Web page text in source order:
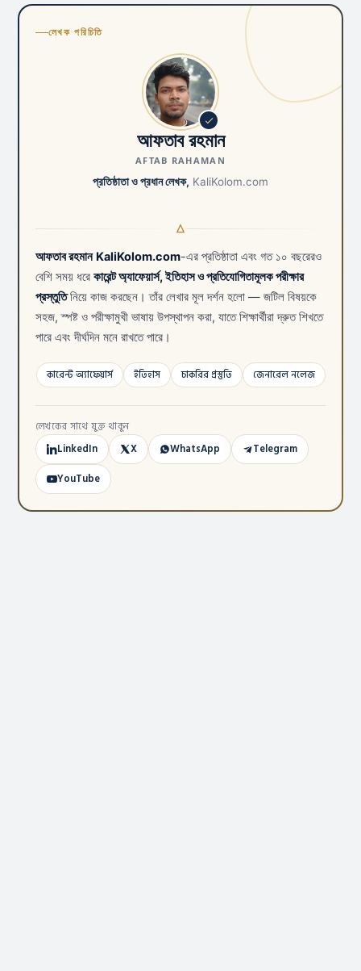
লেখক পরিচিতি
আফতাব রহমান
AFTAB RAHAMAN
প্রতিষ্ঠাতা ও প্রধান লেখক, KaliKolom.com
আফতাব রহমান KaliKolom.com-এর প্রতিষ্ঠাতা এবং গত ১০ বছরেরও
বেশি সময় ধরে কারেন্ট অ্যাফেয়ার্স, ইতিহাস ও প্রতিযোগিতামূলক পরীক্ষার
প্রস্তুতিনিয়ে কাজ করছেন। তাঁর লেখার মূল দর্শন হলো — জটিল বিষয়কে
সহজ, স্পষ্ট ও পরীক্ষামুখী ভাষায় উপস্থাপন করা, যাতে শিক্ষার্থীরা দ্রুত শিখতে
পারে এবং দীর্ঘদিন মনে রাখতে পারে।
কারেন্ট অ্যাফেয়ার্স ইতিহাস চাকরির প্রস্তুতি জেনারেল নলেজ
লেখকের সাথে যুক্ত থাকুন
LinkedIn X WhatsApp
Telegram
YouTube